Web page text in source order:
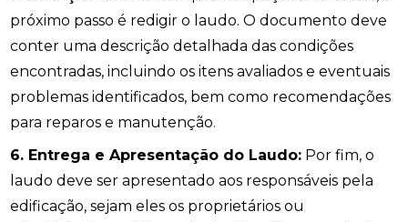
próximo passo é redigir o laudo. O documento deve
conter uma descrição detalhada das condições
encontradas, incluindo os itens avaliados e eventuais
problemas identificados, bem como recomendações
para reparos e manutenção.
6. Entrega e Apresentação do Laudo: Por fim, o
laudo deve ser apresentado aos responsáveis pela
edificação, sejam eles os proprietários ou